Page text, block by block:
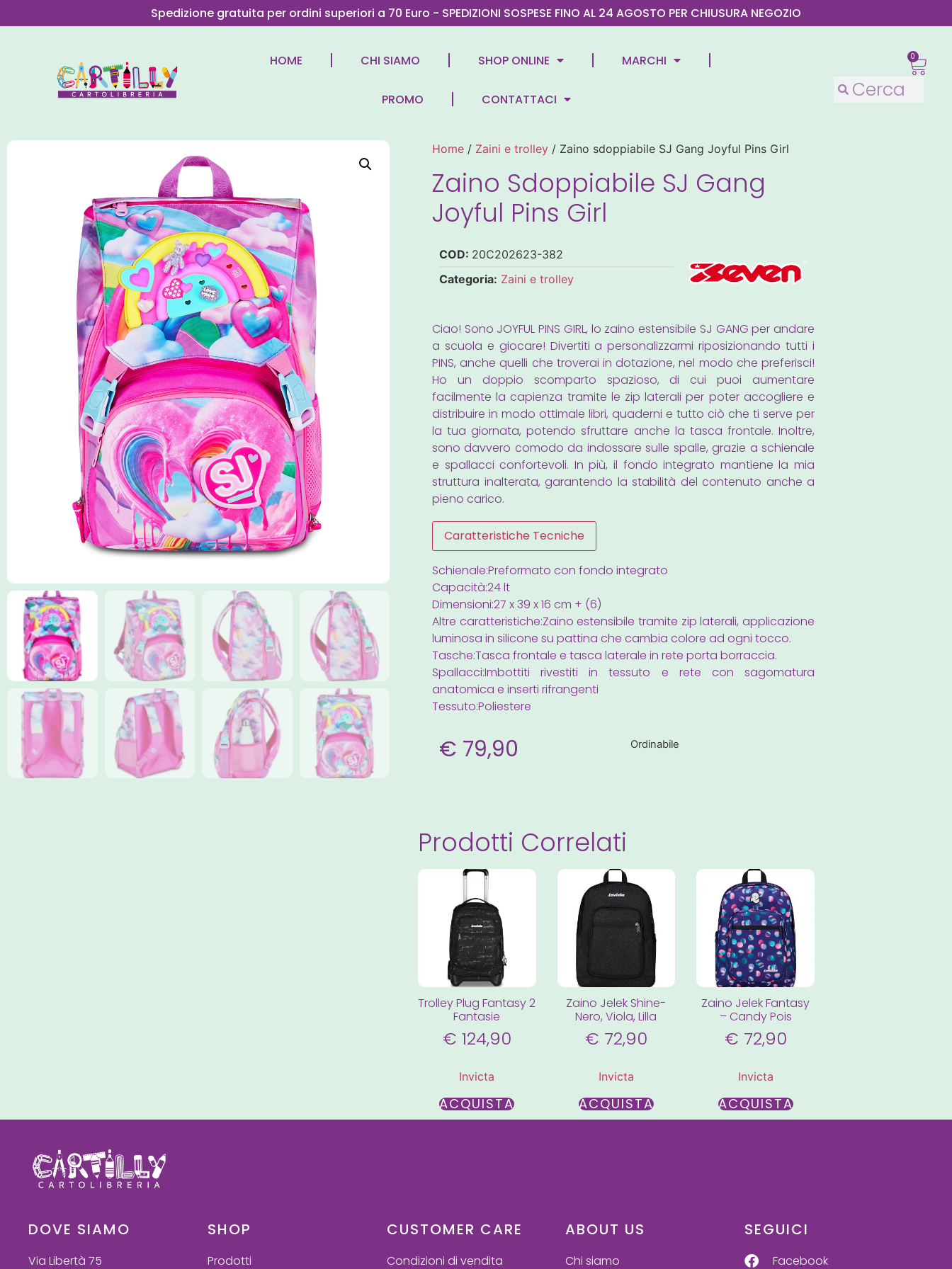
Spedizione gratuita per ordini superiori a 70 Euro - SPEDIZIONI SOSPESE FINO AL 24 AGOSTO PER CHIUSURA NEGOZIO
HOME CHI SIAMO SHOP ONLINE MARCHI
PROMO CONTATTACI
0
Home / Zaini e trolley / Zaino sdoppiabile SJ Gang Joyful Pins Girl
Zaino Sdoppiabile SJ Gang
Joyful Pins Girl
COD: 20C202623-382
Categoria: Zaini e trolley
Ciao! Sono JOYFUL PINS GIRL, lo zaino estensibile SJ GANG per andare
a scuola e giocare! Divertiti a personalizzarmi riposizionando tutti i
PINS, anche quelli che troverai in dotazione, nel modo che preferisci!
Ho un doppio scomparto spazioso, di cui puoi aumentare
facilmente la capienza tramite le zip laterali per poter accogliere e
distribuire in modo ottimale libri, quaderni e tutto ciò che ti serve per
la tua giornata, potendo sfruttare anche la tasca frontale. Inoltre,
sono davvero comodo da indossare sulle spalle, grazie a schienale
e spallacci confortevoli. In più, il fondo integrato mantiene la mia
struttura inalterata, garantendo la stabilità del contenuto anche a
pieno carico.
Caratteristiche Tecniche
Schienale:Preformato con fondo integrato
Capacità:24 lt
Dimensioni:27 x 39 x 16 cm + (6)
Altre caratteristiche:Zaino estensibile tramite zip laterali, applicazione
luminosa in silicone su pattina che cambia colore ad ogni tocco.
Tasche:Tasca frontale e tasca laterale in rete porta borraccia.
Spallacci:Imbottiti rivestiti in tessuto e rete con sagomatura
anatomica e inserti rifrangenti
Tessuto:Poliestere
€ 79,90 Ordinabile
Prodotti Correlati
Trolley Plug Fantasy 2
Fantasie
€ 124,90
Invicta
ACQUISTA
Zaino Jelek Shine-
Nero, Viola, Lilla
€ 72,90
Invicta
ACQUISTA
Zaino Jelek Fantasy
– Candy Pois
€ 72,90
Invicta
ACQUISTA
DOVE SIAMO
Via Libertà 75
SHOP
Prodotti
CUSTOMER CARE
Condizioni di vendita
ABOUT US
Chi siamo
SEGUICI
Facebook